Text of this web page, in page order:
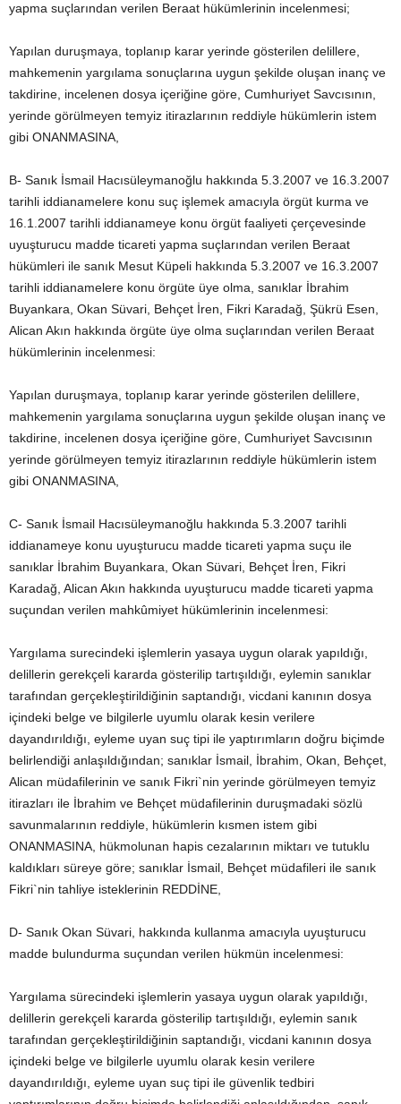
yapma suçlarından verilen Beraat hükümlerinin incelenmesi;
Yapılan duruşmaya, toplanıp karar yerinde gösterilen delillere,
mahkemenin yargılama sonuçlarına uygun şekilde oluşan inanç ve
takdirine, incelenen dosya içeriğine göre, Cumhuriyet Savcısının,
yerinde görülmeyen temyiz itirazlarının reddiyle hükümlerin istem
gibi ONANMASINA,
B- Sanık İsmail Hacısüleymanoğlu hakkında 5.3.2007 ve 16.3.2007
tarihli iddianamelere konu suç işlemek amacıyla örgüt kurma ve
16.1.2007 tarihli iddianameye konu örgüt faaliyeti çerçevesinde
uyuşturucu madde ticareti yapma suçlarından verilen Beraat
hükümleri ile sanık Mesut Küpeli hakkında 5.3.2007 ve 16.3.2007
tarihli iddianamelere konu örgüte üye olma, sanıklar İbrahim
Buyankara, Okan Süvari, Behçet İren, Fikri Karadağ, Şükrü Esen,
Alican Akın hakkında örgüte üye olma suçlarından verilen Beraat
hükümlerinin incelenmesi:
Yapılan duruşmaya, toplanıp karar yerinde gösterilen delillere,
mahkemenin yargılama sonuçlarına uygun şekilde oluşan inanç ve
takdirine, incelenen dosya içeriğine göre, Cumhuriyet Savcısının
yerinde görülmeyen temyiz itirazlarının reddiyle hükümlerin istem
gibi ONANMASINA,
C- Sanık İsmail Hacısüleymanoğlu hakkında 5.3.2007 tarihli
iddianameye konu uyuşturucu madde ticareti yapma suçu ile
sanıklar İbrahim Buyankara, Okan Süvari, Behçet İren, Fikri
Karadağ, Alican Akın hakkında uyuşturucu madde ticareti yapma
suçundan verilen mahkûmiyet hükümlerinin incelenmesi:
Yargılama surecindeki işlemlerin yasaya uygun olarak yapıldığı,
delillerin gerekçeli kararda gösterilip tartışıldığı, eylemin sanıklar
tarafından gerçekleştirildiğinin saptandığı, vicdani kanının dosya
içindeki belge ve bilgilerle uyumlu olarak kesin verilere
dayandırıldığı, eyleme uyan suç tipi ile yaptırımların doğru biçimde
belirlendiği anlaşıldığından; sanıklar İsmail, İbrahim, Okan, Behçet,
Alican müdafilerinin ve sanık Fikri`nin yerinde görülmeyen temyiz
itirazları ile İbrahim ve Behçet müdafilerinin duruşmadaki sözlü
savunmalarının reddiyle, hükümlerin kısmen istem gibi
ONANMASINA, hükmolunan hapis cezalarının miktarı ve tutuklu
kaldıkları süreye göre; sanıklar İsmail, Behçet müdafileri ile sanık
Fikri`nin tahliye isteklerinin REDDİNE,
D- Sanık Okan Süvari, hakkında kullanma amacıyla uyuşturucu
madde bulundurma suçundan verilen hükmün incelenmesi:
Yargılama sürecindeki işlemlerin yasaya uygun olarak yapıldığı,
delillerin gerekçeli kararda gösterilip tartışıldığı, eylemin sanık
tarafından gerçekleştirildiğinin saptandığı, vicdani kanının dosya
içindeki belge ve bilgilerle uyumlu olarak kesin verilere
dayandırıldığı, eyleme uyan suç tipi ile güvenlik tedbiri